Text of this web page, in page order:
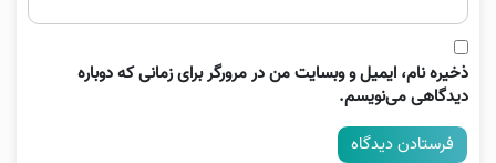
ذخیره نام، ایمیل و وبسایت من در مرورگر برای زمانی که دوباره
دیدگاهی می‌نویسم.